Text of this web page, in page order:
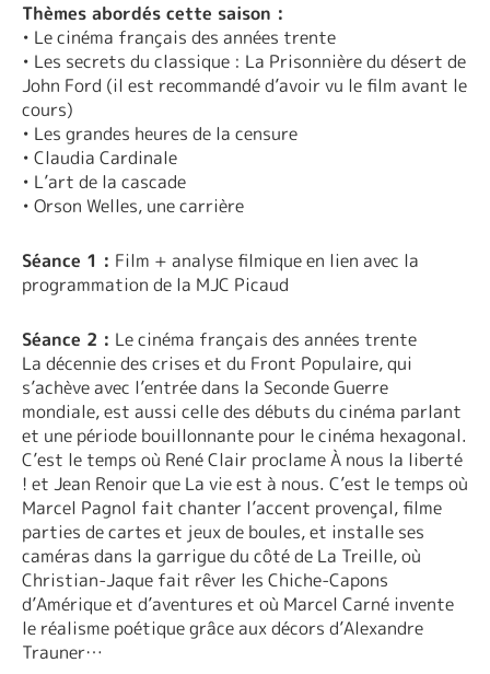
Thèmes abordés cette saison :
• Le cinéma français des années trente
• Les secrets du classique : La Prisonnière du désert de
John Ford (il est recommandé d’avoir vu le film avant le
cours)
• Les grandes heures de la censure
• Claudia Cardinale
• L’art de la cascade
• Orson Welles, une carrière
Séance 1 : Film + analyse filmique en lien avec la
programmation de la MJC Picaud
Séance 2 : Le cinéma français des années trente
La décennie des crises et du Front Populaire, qui
s’achève avec l’entrée dans la Seconde Guerre
mondiale, est aussi celle des débuts du cinéma parlant
et une période bouillonnante pour le cinéma hexagonal.
C’est le temps où René Clair proclame À nous la liberté
! et Jean Renoir que La vie est à nous. C’est le temps où
Marcel Pagnol fait chanter l’accent provençal, filme
parties de cartes et jeux de boules, et installe ses
caméras dans la garrigue du côté de La Treille, où
Christian-Jaque fait rêver les Chiche-Capons
d’Amérique et d’aventures et où Marcel Carné invente
le réalisme poétique grâce aux décors d’Alexandre
Trauner…